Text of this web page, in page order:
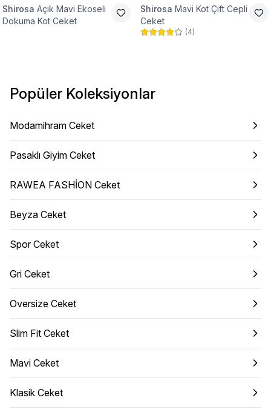
Shirosa Açık Mavi Ekoseli
Dokuma Kot Ceket
Shirosa Mavi Kot Çift Cepli
Ceket
(4)
Popüler Koleksiyonlar
Modamihram Ceket
Pasaklı Giyim Ceket
RAWEA FASHİON Ceket
Beyza Ceket
Spor Ceket
Gri Ceket
Oversize Ceket
Slim Fit Ceket
Mavi Ceket
Klasik Ceket